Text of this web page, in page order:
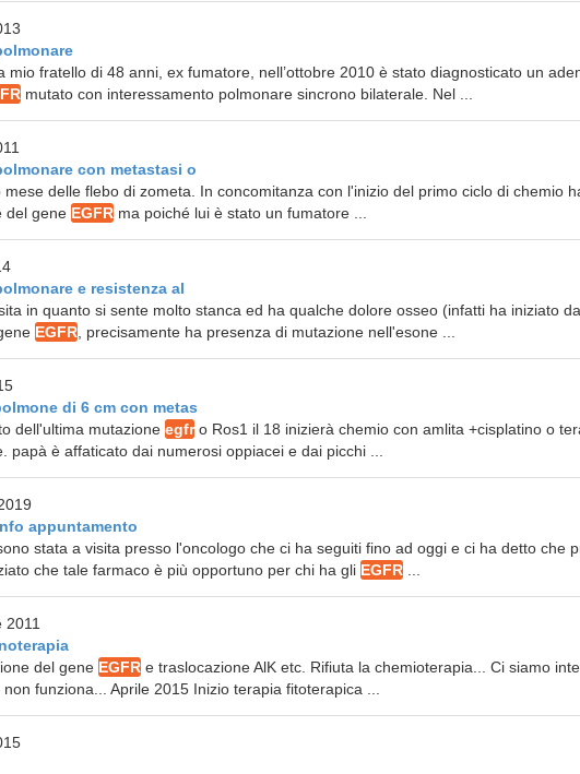
mio fratello di 48 anni, ex fumatore, nell’ottobre 2010 è stato diagnosticato un
mutato con interessamento polmonare sincrono bilaterale. Nel ...
con metastasi o
mese delle flebo di zometa. In concomitanza con l'inizio del primo ciclo di chemio
del gene EGFR ma poiché lui è stato un fumatore ...
e resistenza al
in quanto si sente molto stanca ed ha qualche dolore osseo (infatti ha iniziato
EGFR , precisamente ha presenza di mutazione nell'esone ...
di 6 cm con metas
dell'ultima mutazione egfr o Ros1 il 18 inizierà chemio con amlita +cisplatino o
papà è affaticato dai numerosi oppiacei e dai picchi ...
appuntamento
stata a visita presso l'oncologo che ci ha seguiti fino ad oggi e ci ha detto che
che tale farmaco è più opportuno per chi ha gli EGFR
del gene EGFR e traslocazione AlK etc. Rifiuta la chemioterapia... Ci siamo
funziona... Aprile 2015 Inizio terapia fitoterapica ...